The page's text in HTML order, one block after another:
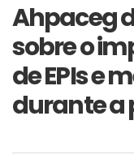
Ahpaceg
sobre o
de EPIs e
durante a